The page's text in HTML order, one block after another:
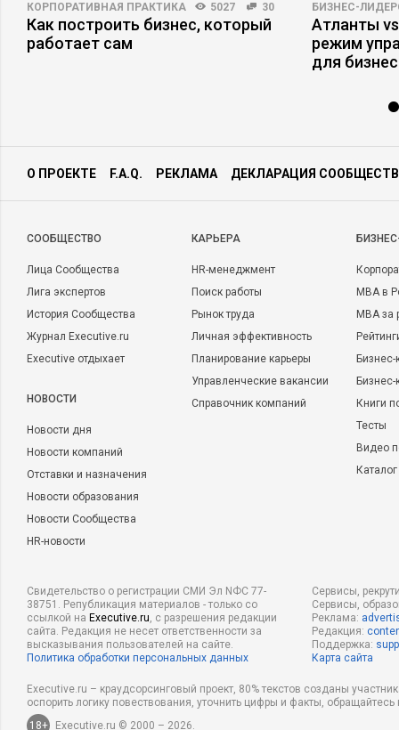
КОРПОРАТИВНАЯ ПРАКТИКА 5027 30
Как построить бизнес, который
работает сам
БИЗНЕС-
Атланты
режим
для
О ПРОЕКТЕ F.A.Q. РЕКЛАМА ДЕКЛАРАЦИЯ
CООБЩЕСТВО
Лица Сообщества
Лига экспертов
История Сообщества
Журнал Executive.ru
Executive отдыхает
НОВОСТИ
Новости дня
Новости компаний
Отставки и назначения
Новости образования
Новости Сообщества
HR-новости
КАРЬЕРА
HR-менеджмент
Поиск работы
Рынок труда
Личная эффективность
Планирование карьеры
Управленческие вакансии
Справочник компаний
MBA в
MBA
Бизнес-
Книги
Тесты
Видео
Свидетельство о регистрации СМИ Эл NФС 77-
38751. Републикация материалов - только со
ссылкой на Executive.ru, с разрешения редакции
сайта. Редакция не несет ответственности за
высказывания пользователей на сайте.
Политика обработки персональных данных
Сервисы,
Сервисы,
Реклама:
Редакция:
Поддержка:
Карта сайта
Executive.ru – краудсорсинговый проект, 80% текстов созданы
оспорить логику повествования, уточнить цифры и факты,
18+
Executive.ru © 2000 – 2026.